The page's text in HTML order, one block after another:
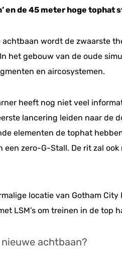
en de 45 meter hoge
achtbaan wordt de zwaarste
het gebouw van de oude
en aircosystemen.
heeft nog niet veel
lancering leiden naar de
elementen de tophat
een zero-G-Stall. De rit zal
locatie van Gotham
LSM’s om treinen in de top
nieuwe achtbaan?